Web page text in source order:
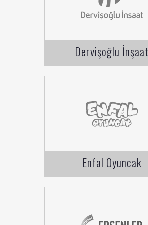
Dervişoğlu İnşaat
Enfal Oyuncak